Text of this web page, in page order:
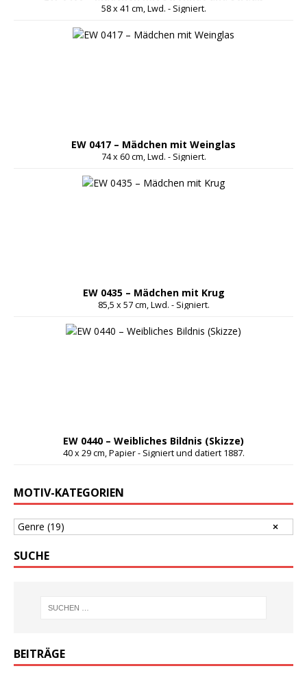
58 x 41 cm, Lwd. - Signiert.
EW 0417 – Mädchen mit Weinglas
74 x 60 cm, Lwd. - Signiert.
EW 0435 – Mädchen mit Krug
85,5 x 57 cm, Lwd. - Signiert.
EW 0440 – Weibliches Bildnis (Skizze)
40 x 29 cm, Papier - Signiert und datiert 1887.
MOTIV-KATEGORIEN
Genre (19)
SUCHE
BEITRÄGE